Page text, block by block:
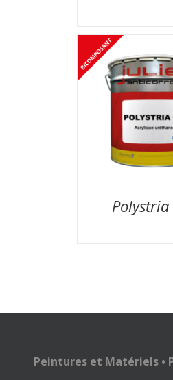
Polystria
Peintures et Matériels •